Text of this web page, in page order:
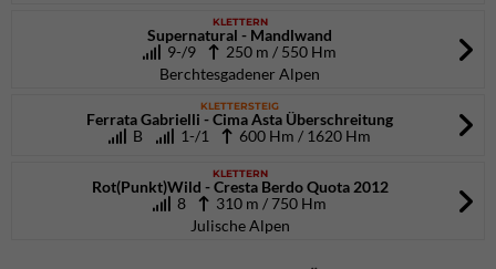
KLETTERN
Supernatural - Mandlwand
9-/9
250 m / 550 Hm
Berchtesgadener Alpen
KLETTERSTEIG
Ferrata Gabrielli - Cima Asta Überschreitung
B
1-/1 600 Hm / 1620 Hm
KLETTERN
Rot(Punkt)Wild - Cresta Berdo Quota 2012
8
310 m / 750 Hm
Julische Alpen